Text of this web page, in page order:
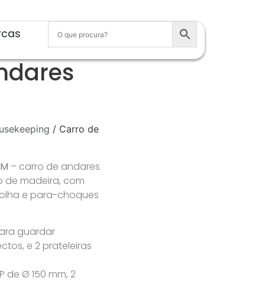
/ Carro de
– carro de andares
de madeira, com
e para-choques
guardar
e 2 prateleiras
de Ø 150 mm, 2